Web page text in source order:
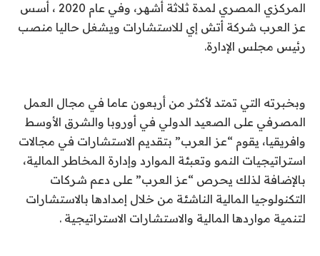
المركزي المصري لمدة ثلاثة أشهر، وفي عام 2020 ، أسس
عز العرب شركة أتش إي للاستشارات ويشغل حاليا منصب
رئيس مجلس الإدارة.
وبخبرته التي تمتد لأكثر من أربعون عاما في مجال العمل
المصرفي على الصعيد الدولي في أوروبا والشرق الأوسط
وافريقيا، يقوم “عز العرب” بتقديم الاستشارات في مجالات
استراتيجيات النمو وتعبئة الموارد وإدارة المخاطر المالية،
بالإضافة لذلك يحرص “عز العرب” على دعم شركات
التكنولوجيا المالية الناشئة من خلال إمدادها بالاستشارات
لتنمية مواردها المالية والاستشارات الاستراتيجية .